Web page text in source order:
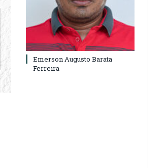
Emerson Augusto Barata
Ferreira